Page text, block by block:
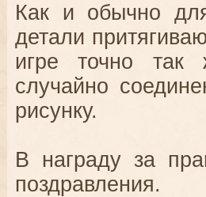
Как и обычно
детали
игре точно так
случайно
рисунку.
В награду за
поздравления.